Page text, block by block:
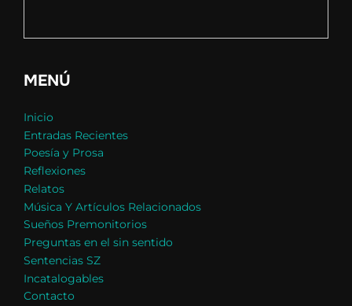
MENÚ
Inicio
Entradas Recientes
Poesía y Prosa
Reflexiones
Relatos
Música Y Artículos Relacionados
Sueños Premonitorios
Preguntas en el sin sentido
Sentencias SZ
Incatalogables
Contacto